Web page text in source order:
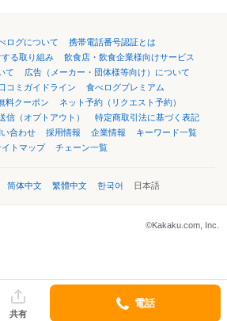
ログについて
携帯電話番号認証とは
る取り組み
飲食店・飲食企業様向けサービス
て
広告（メーカー・団体様等向け）について
コミガイドライン
食べログプレミアム
料クーポン
ネット予約（リクエスト予約）
信（オプトアウト）
特定商取引法に基づく表記
合わせ 採用情報 企業情報
キーワード一覧
イトマップ
チェーン一覧
简体中文 繁體中文 한국어 日本語
©Kakaku.com, Inc.
共有
電話